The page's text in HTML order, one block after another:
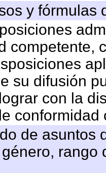
y fórmulas
competente,
su difusión
con la
de asuntos
rango